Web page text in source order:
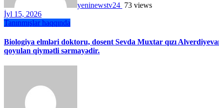
yeninewstv24 73 views
İyl 15, 2026
Tanınmışlar haqqında
Biologiya elmləri doktoru, dosent Sevda Muxtar qızı
qoyulan qiymətli sərmayədir.